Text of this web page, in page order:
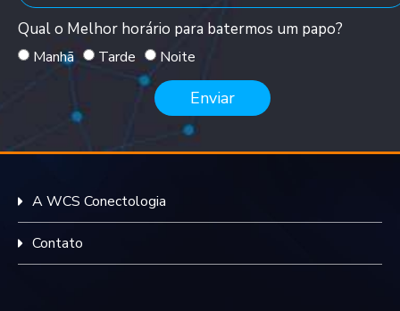
Qual o Melhor horário para batermos um papo?
Manhã Tarde Noite
Enviar
A WCS Conectologia
Contato